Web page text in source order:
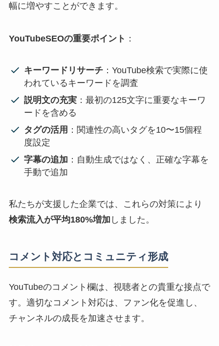
幅に増やすことができます。
YouTubeSEOの重要ポイント ：
キーワードリサーチ ：YouTube検索で実際に使
われているキーワードを調査
説明文の充実 ：最初の125文字に重要なキーワ
ードを含める
タグの活用 ：関連性の高いタグを10〜15個程
度設定
字幕の追加 ：自動生成ではなく、正確な字幕を
手動で追加
私たちが支援した企業では、これらの対策により
検索流入が平均180%増加 しました。
コメント対応とコミュニティ形成
YouTubeのコメント欄は、視聴者との貴重な接点で
す。適切なコメント対応は、ファン化を促進し、
チャンネルの成長を加速させます。